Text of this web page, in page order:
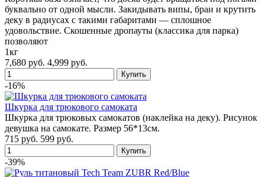
буквально от одной мысли. Закидывать випы, браи и крутить
деку в радиусах с такими габаритами — сплошное
удовольствие. Скошенные дропауты (классика для парка)
позволяют
1кг
7,680 руб. 4,999 руб.
-16%
Шкурка для трюкового самоката
Шкурка для трюковых самокатов (наклейка на деку). Рисунок
девушка на самокате. Размер 56*13см.
715 руб. 599 руб.
-39%